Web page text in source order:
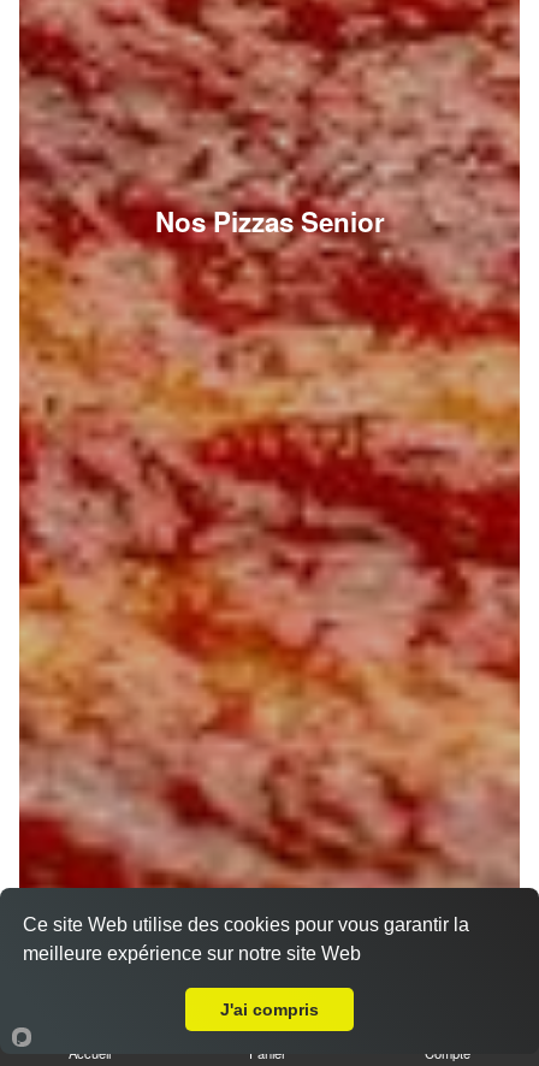
Nos Pizzas Senior
Accueil Panier Compte
Ce site Web utilise des cookies pour vous garantir la
meilleure expérience sur notre site Web
J'ai compris